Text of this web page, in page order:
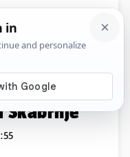
Komentari
svijeća
Škabrnje